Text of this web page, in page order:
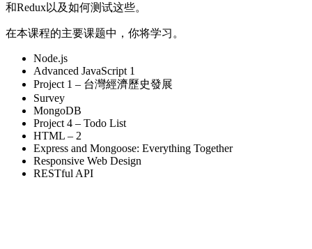
和Redux以及如何测试这些。
在本课程的主要课题中，你将学习。
Node.js
Advanced JavaScript 1
Project 1 – 台灣經濟歷史發展
Survey
MongoDB
Project 4 – Todo List
HTML – 2
Express and Mongoose: Everything Together
Responsive Web Design
RESTful API